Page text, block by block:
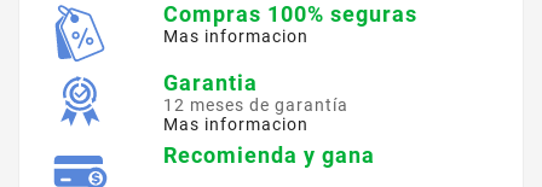
Compras 100% seguras
Mas informacion
Garantia
12 meses de garantía
Mas informacion
Recomienda y gana